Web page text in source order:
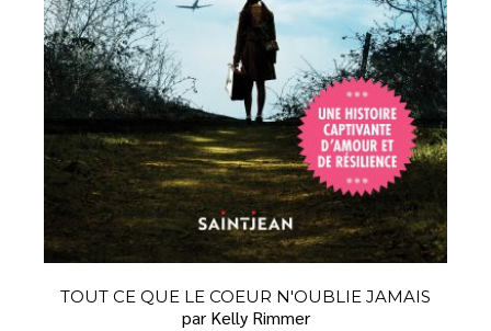
TOUT CE QUE LE COEUR N'OUBLIE JAMAIS
par Kelly Rimmer